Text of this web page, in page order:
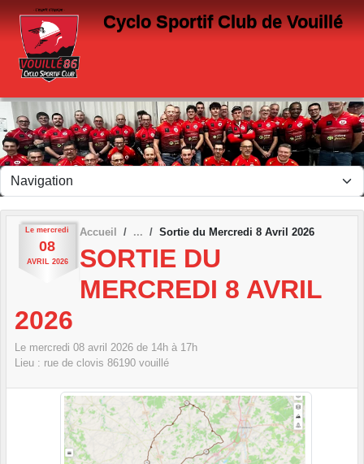
Cyclo Sportif Club de Vouillé
Le mercredi
08
AVRIL 2026
Accueil Sortie du Mercredi 8 Avril 2026
SORTIE DU
MERCREDI 8 AVRIL
2026
Le mercredi 08 avril 2026 de 14h à 17h
Lieu : rue de clovis 86190 vouillé
Panneau de gestion des cookies